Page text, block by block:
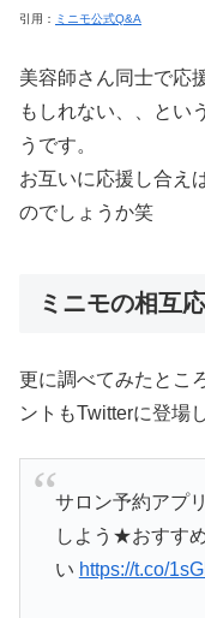
引用： ミニモ公式Q&A
美容師さん同士で応
もしれない、、とい
うです。
お互いに応援し合え
のでしょうか笑
ミニモの相互
更に調べてみたとこ
ントもTwitterに登場
サロン予約アプ
しよう★おすす
い https://t.co/